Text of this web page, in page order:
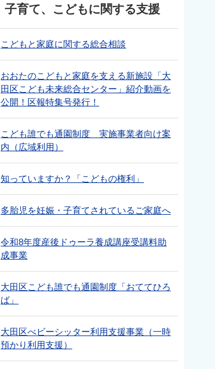
子育て、こどもに関する支援
こどもと家庭に関する総合相談
おおたのこどもと家庭を支える新施設「大
田区こども未来総合センター」紹介動画を
公開！区報特集号発行！
こども誰でも通園制度 実施事業者向け案
内（広域利用）
知っていますか？「こどもの権利」
多胎児を妊娠・子育てされているご家庭へ
令和8年度産後ドゥーラ養成講座受講料助
成事業
大田区こども誰でも通園制度「おててひろ
ば」
大田区べビーシッター利用支援事業（一時
預かり利用支援）